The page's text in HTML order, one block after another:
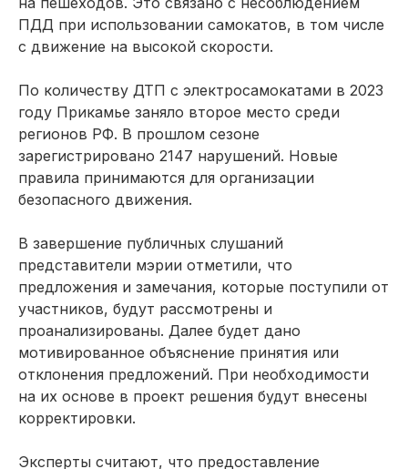
ПДД при использовании самокатов, в том числе
с движение на высокой скорости.
По количеству ДТП с электросамокатами в 2023
году Прикамье заняло второе место среди
регионов РФ. В прошлом сезоне
зарегистрировано 2147 нарушений. Новые
правила принимаются для организации
безопасного движения.
В завершение публичных слушаний
представители мэрии отметили, что
предложения и замечания, которые поступили от
участников, будут рассмотрены и
проанализированы. Далее будет дано
мотивированное объяснение принятия или
отклонения предложений. При необходимости
на их основе в проект решения будут внесены
корректировки.
Эксперты считают, что предоставление